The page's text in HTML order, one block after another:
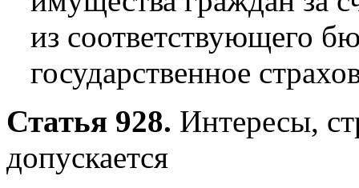
из соответствующего
государственное
Статья 928. Интересы,
допускается